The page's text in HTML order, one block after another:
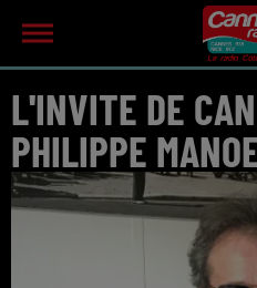
L'INVITE DE
PHILIPPE